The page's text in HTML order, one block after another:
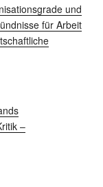
und
für Arbeit
–